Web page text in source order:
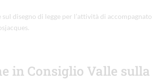
sul disegno di legge per l’attività di
in Consiglio Valle